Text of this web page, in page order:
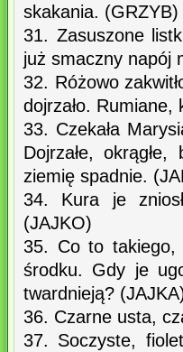
skakania. (GRZYB)
31. Zasuszone
już smaczny napój
32. Różowo
dojrzało. Rumiane,
33. Czekała
Dojrzałe,
ziemię spadnie.
34. Kura je
(JAJKO)
35. Co to takiego,
środku. Gdy je
twardnieją?
36. Czarne usta,
37. Soczyste,